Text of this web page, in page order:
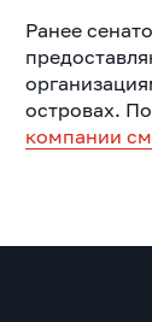
Ранее
островах.
компании